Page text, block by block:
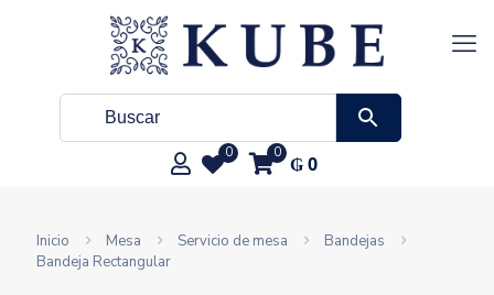
0 0 ₲0
Inicio Mesa Servicio de mesa
Bandejas
Bandeja Rectangular